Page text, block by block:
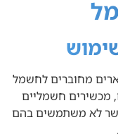
מחוברים לחשמל
מכשירים חשמליים
לא משתמשים בהם